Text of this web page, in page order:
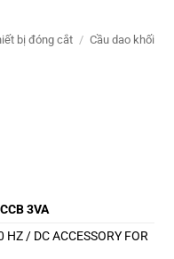
bị đóng cắt / Cầu dao khối
3VA
/ DC ACCESSORY FOR